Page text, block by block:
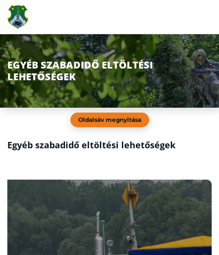
EGYÉB SZABADIDŐ ELTÖLTÉSI
LEHETŐSÉGEK
Oldalsáv megnyitása
Egyéb szabadidő eltöltési lehetőségek